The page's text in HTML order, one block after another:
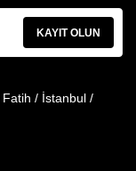
KAYIT OLUN
/ İstanbul /